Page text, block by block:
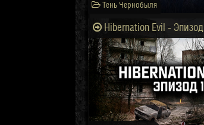
Тень Чернобыля
Hibernation Evil - Эпизод I